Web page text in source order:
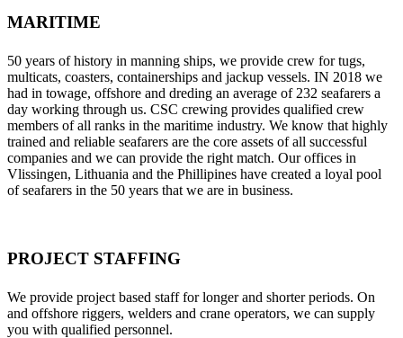
MARITIME
50 years of history in manning ships, we provide crew for tugs,
multicats, coasters, containerships and jackup vessels. IN 2018 we
had in towage, offshore and dreding an average of 232 seafarers a
day working through us. CSC crewing provides qualified crew
members of all ranks in the maritime industry. We know that highly
trained and reliable seafarers are the core assets of all successful
companies and we can provide the right match. Our offices in
Vlissingen, Lithuania and the Phillipines have created a loyal pool
of seafarers in the 50 years that we are in business.
PROJECT STAFFING
We provide project based staff for longer and shorter periods. On
and offshore riggers, welders and crane operators, we can supply
you with qualified personnel.